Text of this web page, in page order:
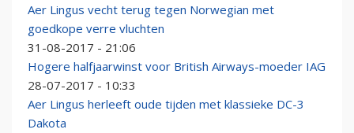
Aer Lingus vecht terug tegen Norwegian met
goedkope verre vluchten
31-08-2017 - 21:06
Hogere halfjaarwinst voor British Airways-moeder IAG
28-07-2017 - 10:33
Aer Lingus herleeft oude tijden met klassieke DC-3
Dakota